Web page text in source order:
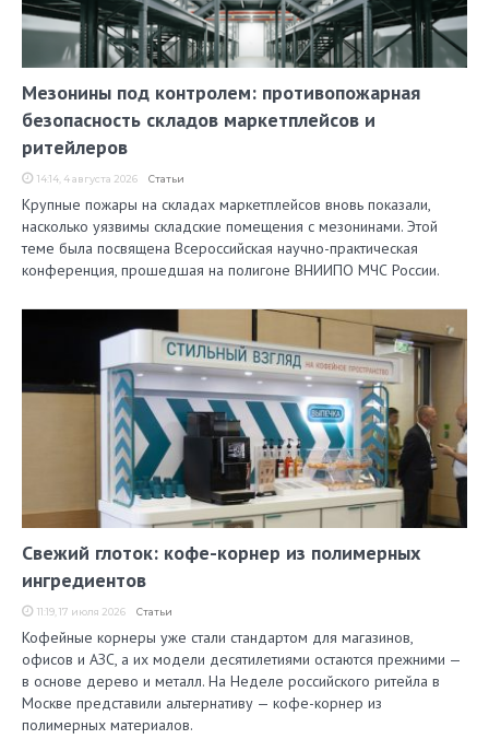
Мезонины под контролем: противопожарная
безопасность складов маркетплейсов и
ритейлеров
14:14, 4 августа 2026 Статьи
Крупные пожары на складах маркетплейсов вновь показали,
насколько уязвимы складские помещения с мезонинами. Этой
теме была посвящена Всероссийская научно-практическая
конференция, прошедшая на полигоне ВНИИПО МЧС России.
Свежий глоток: кофе-корнер из полимерных
ингредиентов
11:19, 17 июля 2026 Статьи
Кофейные корнеры уже стали стандартом для магазинов,
офисов и АЗС, а их модели десятилетиями остаются прежними —
в основе дерево и металл. На Неделе российского ритейла в
Москве представили альтернативу — кофе-корнер из
полимерных материалов.